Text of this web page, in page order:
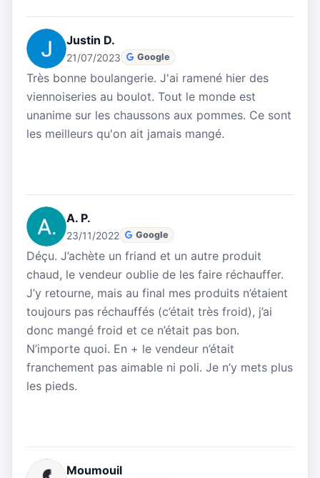
Justin D.
21/07/2023 Google
Très bonne boulangerie. J'ai ramené hier des
viennoiseries au boulot. Tout le monde est
unanime sur les chaussons aux pommes. Ce sont
les meilleurs qu'on ait jamais mangé.
A. P.
23/11/2022 Google
Déçu. J’achète un friand et un autre produit
chaud, le vendeur oublie de les faire réchauffer.
J’y retourne, mais au final mes produits n’étaient
toujours pas réchauffés (c’était très froid), j’ai
donc mangé froid et ce n’était pas bon.
N’importe quoi. En + le vendeur n’était
franchement pas aimable ni poli. Je n’y mets plus
les pieds.
Moumouil